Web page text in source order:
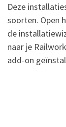
Deze
soorten. Open
de
naar je
add-on